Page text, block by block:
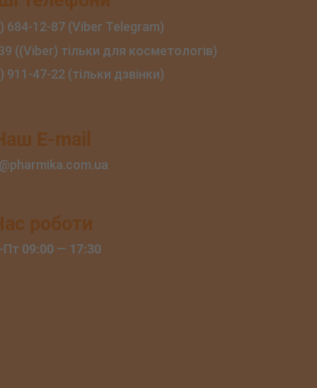
684‑12‑87 (Viber Telegram)
((Viber) тільки для косметологів)
911‑47‑22 (тільки дзвінки)
E-mail
роботи
Пт 09:00 — 17:30